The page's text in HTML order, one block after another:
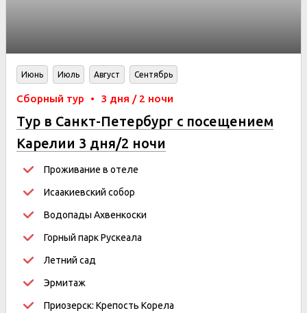
Июнь Июль Август Сентябрь
Сборный тур • 3 дня / 2 ночи
Тур в Санкт-Петербург с посещением
Карелии 3 дня/2 ночи
Проживание в отеле
Исаакиевский собор
Водопады Ахвенкоски
Горный парк Рускеала
Летний сад
Эрмитаж
Приозерск: Крепость Корела